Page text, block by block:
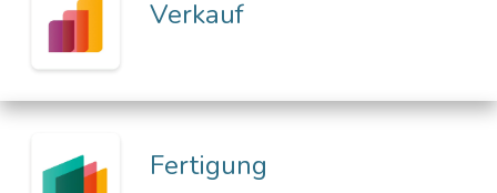
Verkauf
Fertigung